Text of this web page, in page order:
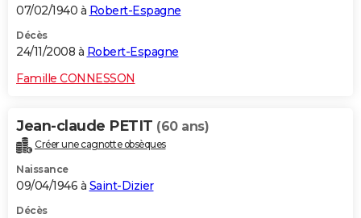
07/02/1940 à Robert-Espagne
Décès
24/11/2008 à Robert-Espagne
Famille CONNESSON
Jean-claude PETIT (60 ans)
Créer une cagnotte obsèques
Naissance
09/04/1946 à Saint-Dizier
Décès